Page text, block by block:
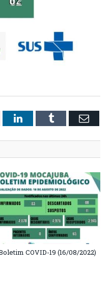
LinkedInTumblr Email
COVID-19 (16/08/2022)